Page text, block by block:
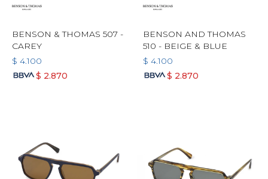
BENSON & THOMAS 507 -
CAREY
$ 4.100
$ 2.870
BENSON AND THOMAS
510 - BEIGE & BLUE
$ 4.100
$ 2.870